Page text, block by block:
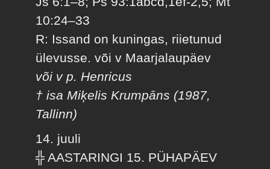
10:24–33
R: Issand on kuningas, riietunud
ülevusse. või v Maarjalaupäev
või v p. Henricus
† isa Miķelis Krumpāns (1987,
Tallinn)
14. juuli
╬ AASTARINGI 15. PÜHAPÄEV